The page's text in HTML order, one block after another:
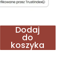
Dodaj
do
koszyka